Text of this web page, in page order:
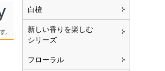
白檀
新しい香りを楽しむ
シリーズ
フローラル